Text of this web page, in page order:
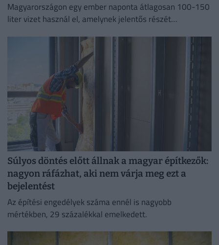
Magyarországon egy ember naponta átlagosan 100-150
liter vizet használ el, amelynek jelentős részét
Súlyos döntés előtt állnak a magyar építkezők:
nagyon ráfázhat, aki nem várja meg ezt a
bejelentést
Az építési engedélyek száma ennél is nagyobb
mértékben, 29 százalékkal emelkedett.